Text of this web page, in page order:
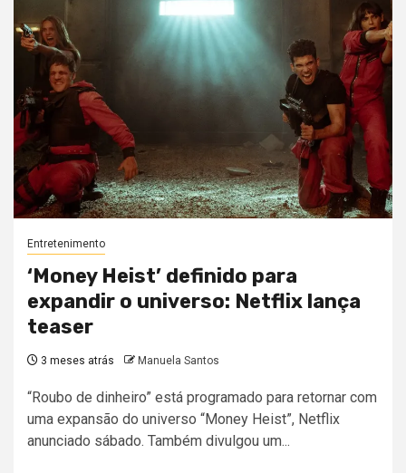
Entretenimento
‘Money Heist’ definido para
expandir o universo: Netflix lança
teaser
3 meses atrás Manuela Santos
“Roubo de dinheiro” está programado para retornar com
uma expansão do universo “Money Heist”, Netflix
anunciado sábado. Também divulgou um...